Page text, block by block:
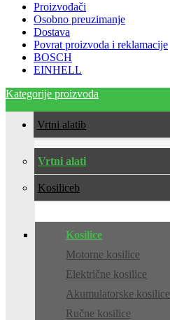
Proizvođači
Osobno preuzimanje
Dostava
Povrat proizvoda i reklamacije
BOSCH
EINHELL
Kategorije proizvoda
Vrtni alati
Vrtni alati
Kosilice
Kosilice
Motorne kosilice
Električne kosilice
Akumulatorske kosilice
Ručne kosilice